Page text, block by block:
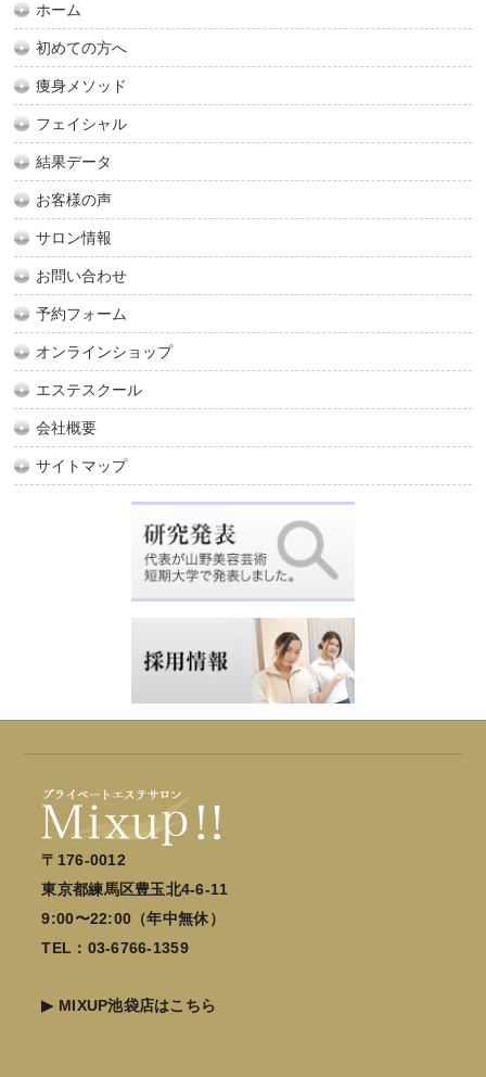
ホーム
初めての方へ
痩身メソッド
フェイシャル
結果データ
お客様の声
サロン情報
お問い合わせ
予約フォーム
オンラインショップ
エステスクール
会社概要
サイトマップ
〒176-0012
東京都練馬区豊玉北4-6-11
9:00〜22:00（年中無休）
TEL：03-6766-1359
▶ MIXUP池袋店はこちら